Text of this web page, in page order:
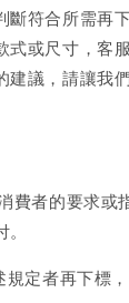
斷符合所需再
式或尺寸，客
建議，請讓我
費者的要求或
定者再下標